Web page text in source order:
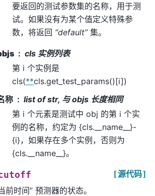
要返回的测试参数集的名称，用于测
试。如果没有为某个值定义特殊参
数，将返回 “default”集。
cls 实例列表
第 i 个实例是
cls(**cls.get_test_params()[i])
称
list of str, 与 objs 长度相同
第 i 个元素是测试中 obj 的第 i 个实
例的名称，约定为 {cls.__name__}-
{i}，如果存在多个实例，否则为
{cls.__name__}。
[源代码]
前时间” 预测器的状态。